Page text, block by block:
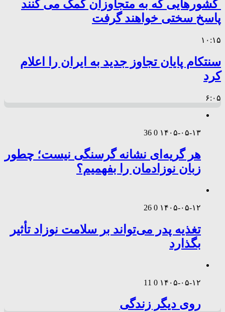
کشورهایی که به متجاوزان کمک می کنند
پاسخ سختی خواهند گرفت
۱۰:۱۵
سنتکام پایان تجاوز جدید به ایران را اعلام
کرد
۶:۰۵
۱۴۰۵-۰۵-۱۳ 0
36
هر گریه‌ای نشانه گرسنگی نیست؛ چطور
زبان نوزادمان را بفهمیم؟
۱۴۰۵-۰۵-۱۲ 0
26
تغذیه پدر می‌تواند بر سلامت نوزاد تأثیر
بگذارد
۱۴۰۵-۰۵-۱۲ 0
11
روی دیگر زندگی